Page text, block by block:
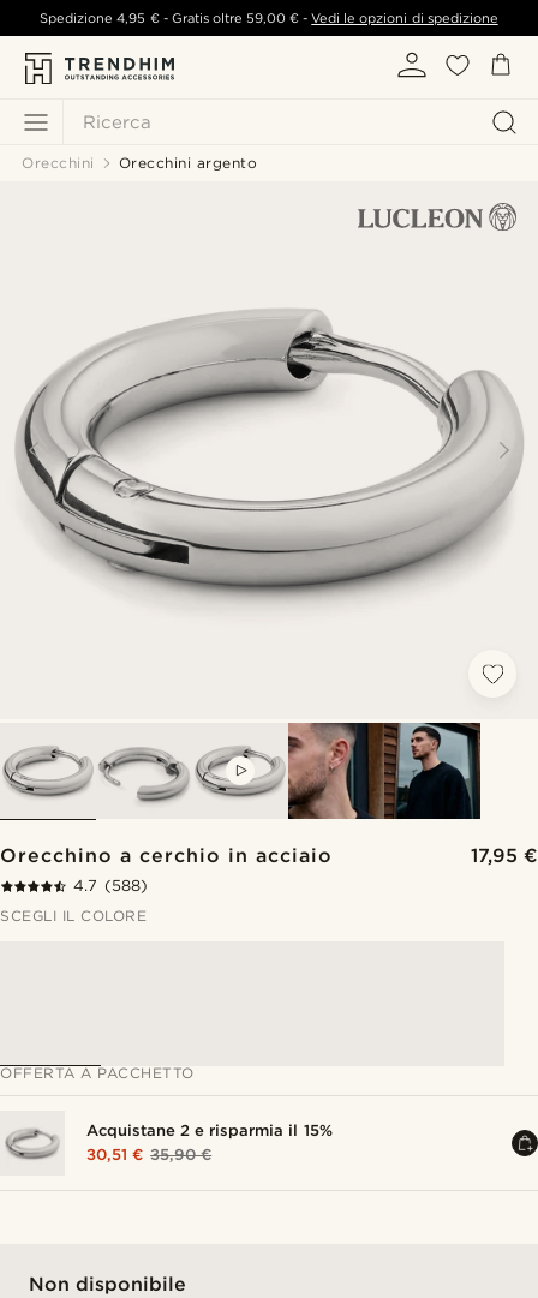
Ricerca
Spedizione4,95 €- Gratis oltre 59,00 € -Vedi le opzioni di spedizione
Orecchini Orecchini argento
Orecchino a cerchio in acciaio 17,95 €
4.7 (588)
SCEGLI IL COLORE
OFFERTA A PACCHETTO
Acquistane 2 e risparmia il 15%
30,51 € 35,90 €
Non disponibile